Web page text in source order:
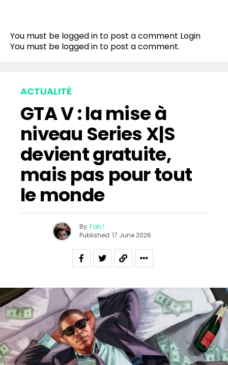
You must be logged in to post a comment Login
You must be logged in to post a comment.
ACTUALITÉ
GTA V : la mise à
niveau Series X|S
devient gratuite,
mais pas pour tout
le monde
By Fab !
Published 17 June 2026